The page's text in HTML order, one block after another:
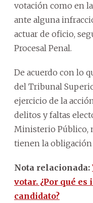
votación como en
ante alguna
actuar de oficio,
Procesal Penal.
De acuerdo con lo
del Tribunal
ejercicio de la
delitos y faltas
Ministerio Público,
tienen la
Nota relacionada:
votar. ¿Por qué
candidato?